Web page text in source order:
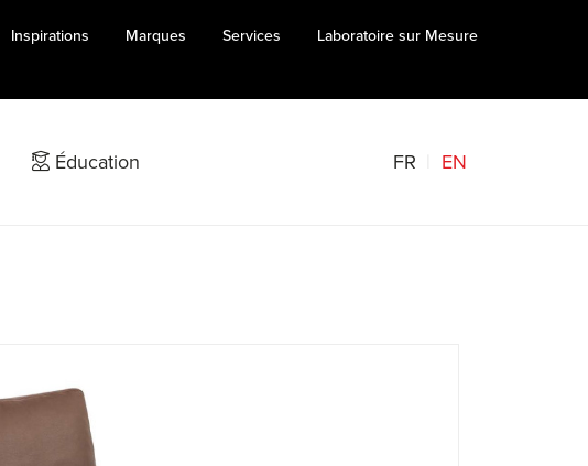
Inspirations Marques Services
Laboratoire sur Mesure
Éducation FR EN